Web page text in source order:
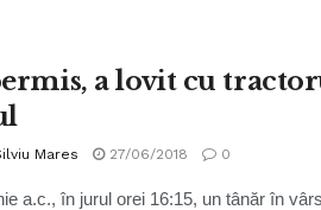
a lovit cu
Mares 27/06/2018 0
a.c., în jurul orei 16:15, un tânăr în